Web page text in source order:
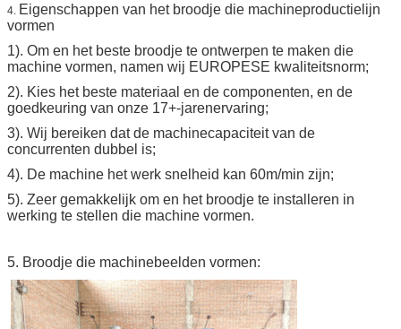
4. Eigenschappen van het broodje die machineproductielijn
vormen
1). Om en het beste broodje te ontwerpen te maken die
machine vormen, namen wij EUROPESE kwaliteitsnorm;
2). Kies het beste materiaal en de componenten, en de
goedkeuring van onze 17+-jarenervaring;
3). Wij bereiken dat de machinecapaciteit van de
concurrenten dubbel is;
4). De machine het werk snelheid kan 60m/min zijn;
5). Zeer gemakkelijk om en het broodje te installeren in
werking te stellen die machine vormen.
5. Broodje die machinebeelden vormen: